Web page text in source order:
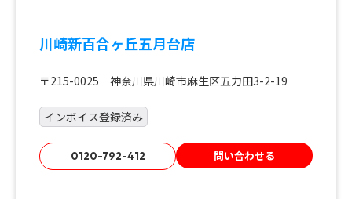
川崎新百合ヶ丘五月台店
〒215-0025 神奈川県川崎市麻生区五力田3-2-19
インボイス登録済み
0120-792-412 問い合わせる